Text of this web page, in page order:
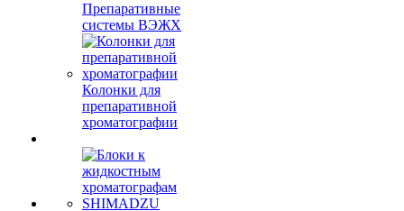
Препаративные
системы ВЭЖХ
Колонки для
препаративной
хроматографии